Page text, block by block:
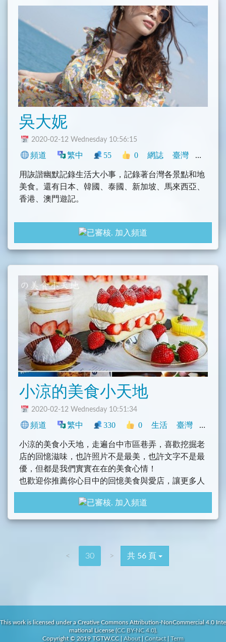
6. 記得加上國家類別，例如 #瑞士 #德國 等，方便後
面使用者查詢
本群禁止討論無關話題
吳大妮
2020-02-12 Wednesday 10:56:15
頻道 繁中 55 0 網誌 臺灣 旅遊
用詼諧幽默記錄生活大小事，記錄著台灣各景點和地
美食。還有日本、韓國、泰國、新加坡、馬來西亞、
香港、澳門遊記。
網址： wudani.com
聯絡我 annie33601@gmail .com
IG ： wudani618
加入頻道
小涼的美食小天地
2020-02-12 Wednesday 10:51:34
頻道 繁中 330 0 生活 臺灣 旅遊
小涼的美食小天地，走遍台中市區巷弄，喜歡挖掘老
店的回憶滋味，也許照片不是最美，也許文字不是最
優，但都是我們實實在在的美食心情！
也歡迎你推薦你心目中的回憶美食與愛店，讓更多人
可以吃到好吃的大餐小吃～～
加入頻道
< 30 > 共 56 頁
This work is licensed under a Creative Commons Attribution-NonCommercial 4.0 Inte
rnational License (CC BY-NC 4.0).
Copyright © 2019 TGTW.CC|About|Contact|Term